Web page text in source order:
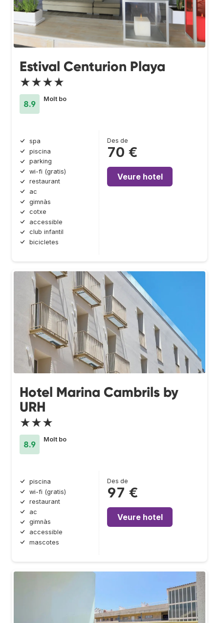
Estival Centurion Playa
★★★★
8.9
Molt bo
spa
piscina
parking
wi-fi (gratis)
restaurant
ac
gimnàs
cotxe
accessible
club infantil
bicicletes
Des de
70 €
Veure hotel
Hotel Marina Cambrils by
URH
★★★
8.9
Molt bo
piscina
wi-fi (gratis)
restaurant
ac
gimnàs
accessible
mascotes
Des de
97 €
Veure hotel